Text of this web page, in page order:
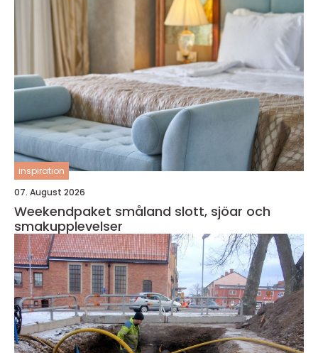
inspiration
07. August 2026
Weekendpaket småland slott, sjöar och
smakupplevelser